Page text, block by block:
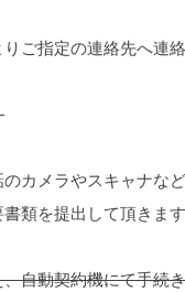
ご指定の連絡先へ連絡
カメラやスキャナな
類を提出して頂きます
自動契約機にて手続